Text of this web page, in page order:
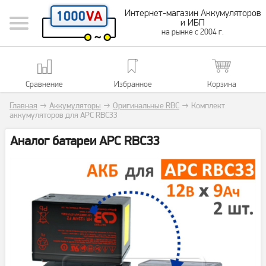
Интернет-магазин Аккумуляторов
и ИБП
на рынке с 2004 г.
Сравнение Избранное Корзина
Главная → Аккумуляторы → Оригинальные RBC → Комплект
аккумуляторов для APC RBC33
Аналог батареи APC RBC33